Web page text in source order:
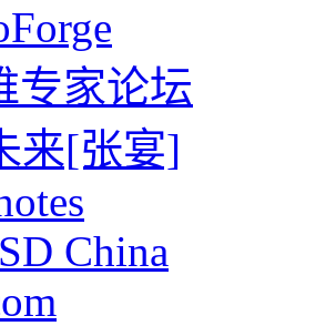
专家论坛
来[张宴]
China